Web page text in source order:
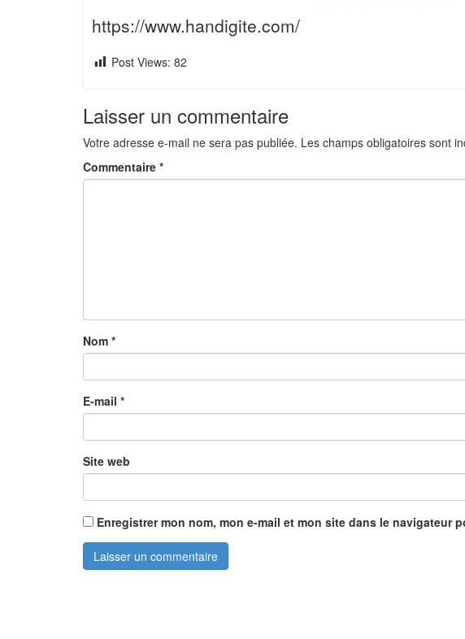
https://www.handigite.com/
Post Views: 82
Laisser un commentaire
Votre adresse e-mail ne sera pas publiée. Les champs obligatoires sont
Commentaire *
Nom *
E-mail *
Site web
Enregistrer mon nom, mon e-mail et mon site dans le navigateur